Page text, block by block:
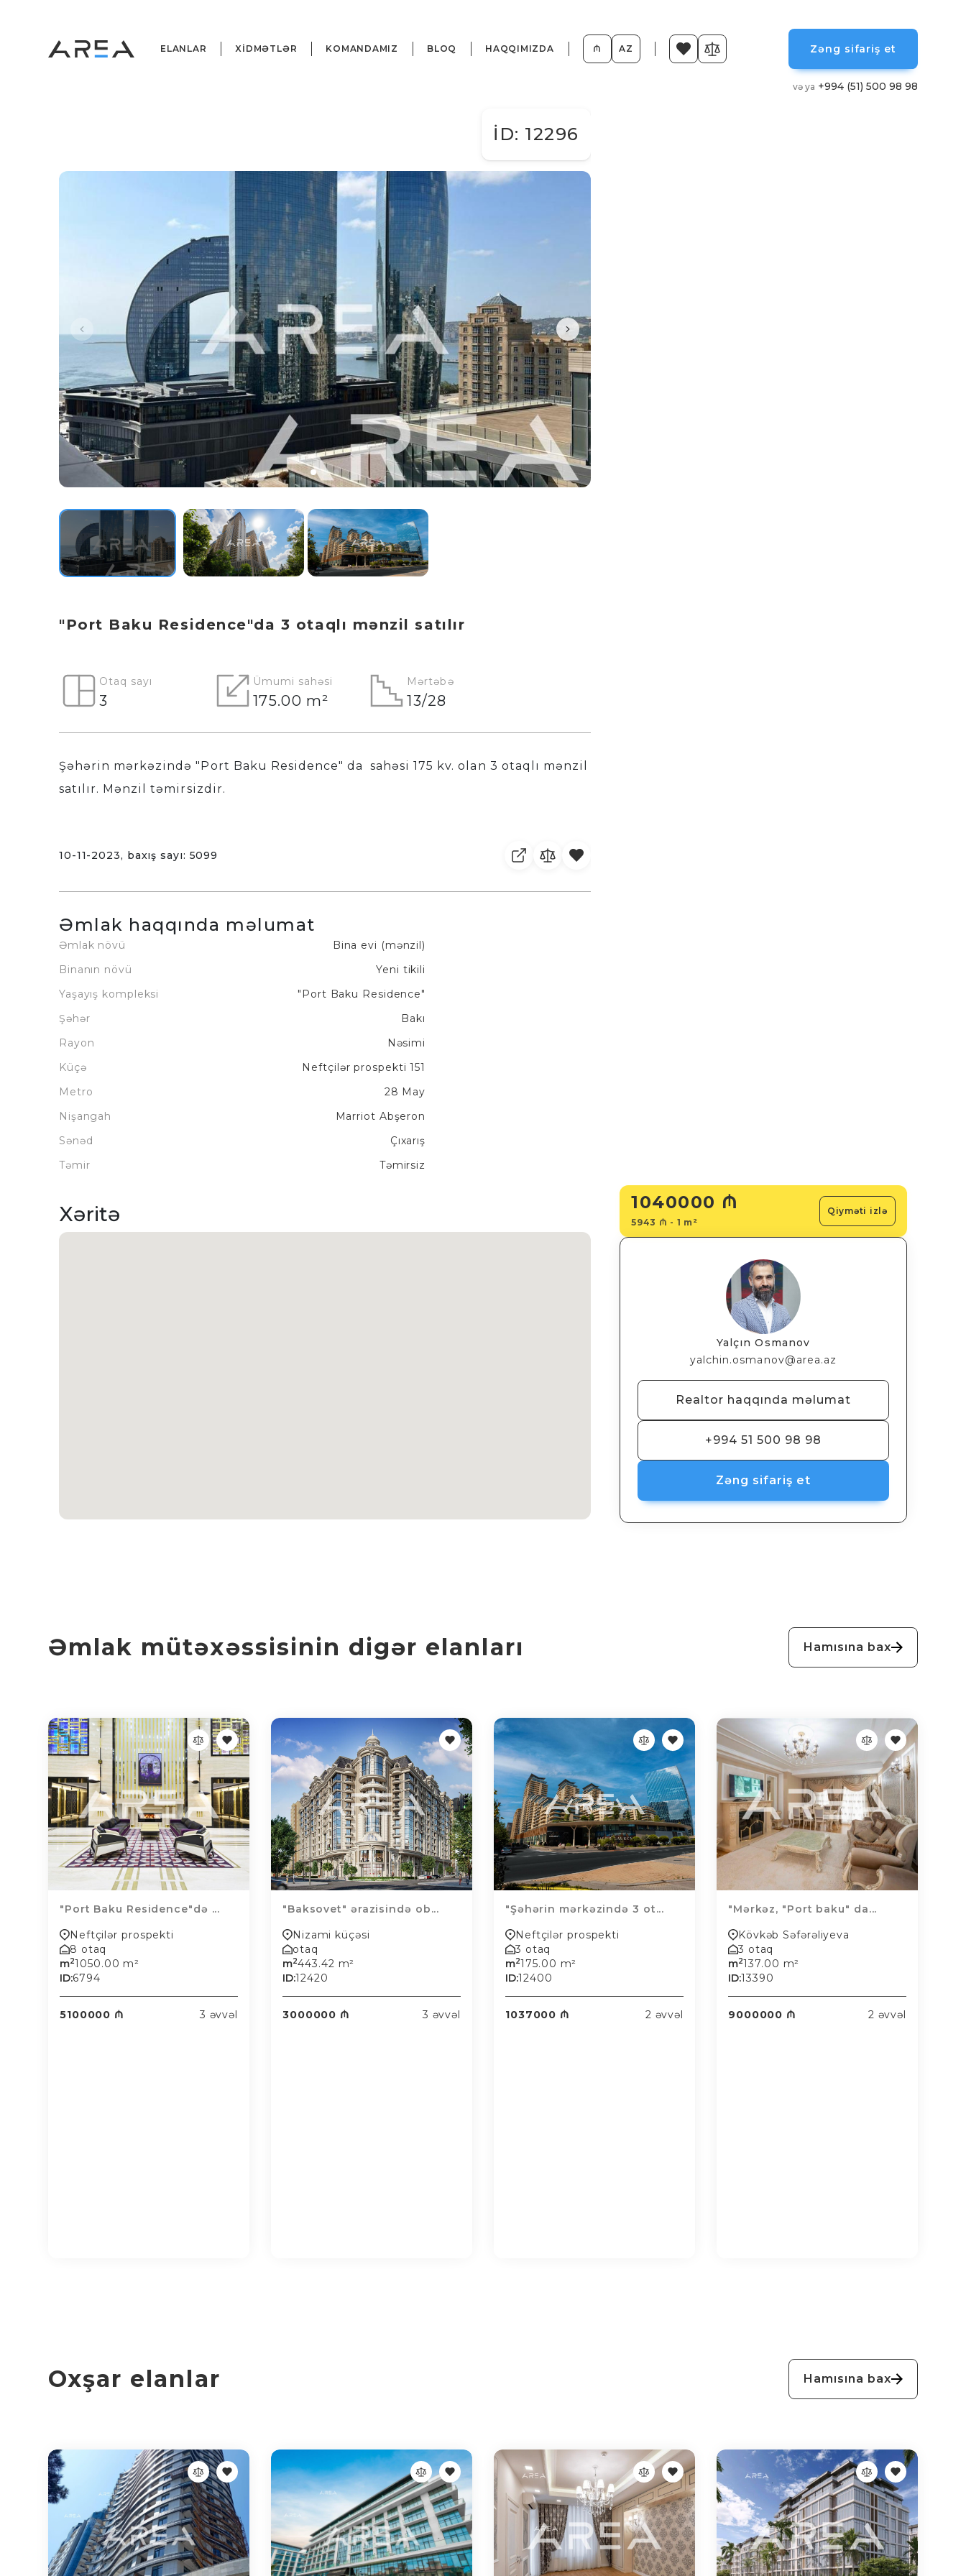
ELANLAR XİDMƏTLƏR KOMANDAMIZ BLOQ HAQQIMIZDA ₼ AZ Zəng sifariş et
və ya +994 (51) 500 98 98
İD: 12296
"Port Baku Residence"da 3 otaqlı mənzil satılır
Otaq sayı
3
Ümumi sahəsi
175.00 m²
Mərtəbə
13/28
Şəhərin mərkəzində "Port Baku Residence" da sahəsi 175 kv. olan 3 otaqlı mənzil
satılır. Mənzil təmirsizdir.
10-11-2023, baxış sayı: 5099
Əmlak haqqında məlumat
Əmlak növü
Bina evi (mənzil)
Binanın növü
Yeni tikili
Yaşayış kompleksi
"Port Baku Residence"
Şəhər
Bakı
Rayon
Nəsimi
Küçə
Neftçilər prospekti 151
Metro
28 May
Nişangah
Marriot Abşeron
Sənəd
Çıxarış
Təmir
Təmirsiz
Xəritə 1040000 ₼
5943 ₼ - 1 m²
Qiyməti izlə
Yalçın Osmanov
yalchin.osmanov@area.az
Realtor haqqında məlumat
+994 51 500 98 98
Zəng sifariş et
Əmlak mütəxəssisinin digər elanları Hamısına bax
"Port Baku Residence"də ...
Neftçilər prospekti
8 otaq
m21050.00 m²
ID:6794
5100000 ₼ 3 əvvəl
"Baksovet" ərazisində ob...
Nizami küçəsi
otaq
m2443.42 m²
ID:12420
3000000 ₼ 3 əvvəl
"Şəhərin mərkəzində 3 ot...
Neftçilər prospekti
3 otaq
m2175.00 m²
ID:12400
1037000 ₼ 2 əvvəl
"Mərkəz, "Port baku" da...
Kövkəb Səfərəliyeva
3 otaq
m2137.00 m²
ID:13390
9000000 ₼ 2 əvvəl
Oxşar elanlar Hamısına bax